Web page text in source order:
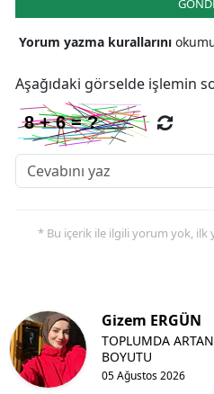
Yorum yazma kurallarını
Aşağıdaki görselde işlemin
* Bu içerik ile ilgili yorum yok, ilk
Gizem ERGÜN
05 Ağustos 2026
TOPLUMDA
BOYUTU